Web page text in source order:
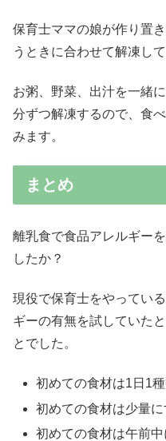
保育士ママの娘が作り置
うときに合わせて解凍して
お粥、野菜、出汁を一緒
分ずつ解凍するので、食
みます。
まとめ
離乳食で食品アレルギー
したか？
現役で保育士をやってい
ギーの有無を試していた
とでした。
初めての食材は1日1
初めての食材は少量に
初めての食材は午前中